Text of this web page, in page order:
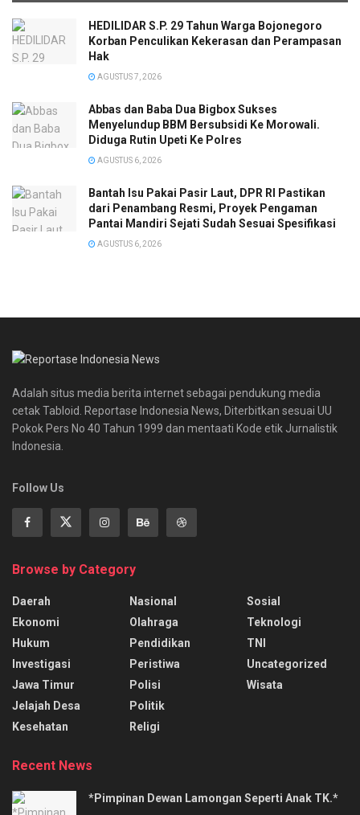
HEDILIDAR S.P. 29 Tahun Warga Bojonegoro
Korban Penculikan Kekerasan dan Perampasan
Hak
AGUSTUS 7, 2026
Abbas dan Baba Dua Bigbox Sukses
Menyelundup BBM Bersubsidi Ke Morowali.
Diduga Rutin Upeti Ke Polres
AGUSTUS 6, 2026
Bantah Isu Pakai Pasir Laut, DPR RI Pastikan
dari Penambang Resmi, Proyek Pengaman
Pantai Mandiri Sejati Sudah Sesuai Spesifikasi
AGUSTUS 6, 2026
Adalah situs media berita internet sebagai pendukung media
cetak Tabloid. Reportase Indonesia News, Diterbitkan sesuai UU
Pokok Pers No 40 Tahun 1999 dan mentaati Kode etik Jurnalistik
Indonesia.
Follow Us
Browse by Category
Daerah
Ekonomi
Hukum
Investigasi
Jawa Timur
Jelajah Desa
Kesehatan
Nasional
Olahraga
Pendidikan
Peristiwa
Polisi
Politik
Religi
Sosial
Teknologi
TNI
Uncategorized
Wisata
Recent News
*Pimpinan Dewan Lamongan Seperti Anak TK.*